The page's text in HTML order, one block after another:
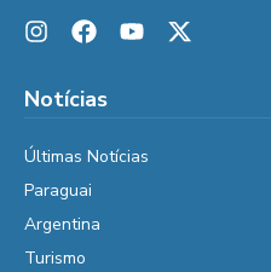
Notícias
Últimas Notícias
Paraguai
Argentina
Turismo